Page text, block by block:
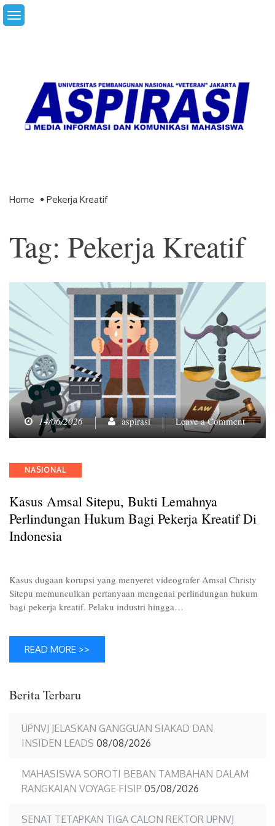
Skip
to
Home Pekerja Kreatif
Tag: Pekerja Kreatif
14/06/2026 aspirasi Leave a Commenton
Kasus
Hukum
Categories
NASIONAL
Kasus Amsal Sitepu, Bukti Lemahnya
Perlindungan Hukum Bagi Pekerja Kreatif Di
Indonesia
Kasus dugaan korupsi yang menyeret videografer Amsal Christy
Sitepu memunculkan pertanyaan mengenai perlindungan hukum
bagi pekerja kreatif. Pelaku industri hingga…
READ MORE >>
Berita Terbaru
UPNVJ JELASKAN GANGGUAN SIAKAD DAN
INSIDEN LEADS 08/08/2026
MAHASISWA SOROTI BEBAN TAMBAHAN DALAM
RANGKAIAN VOYAGE FISIP 05/08/2026
SENAT TETAPKAN TIGA CALON REKTOR UPNVJ